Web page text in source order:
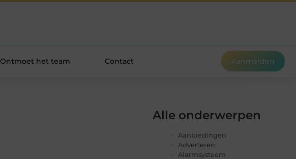
Ontmoet het team Contact Aanmelden
Alle onderwerpen
Aanbiedingen
Adverteren
Alarmsysteem